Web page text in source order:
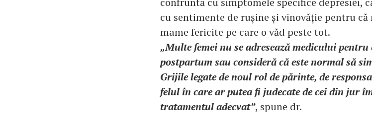
cu sentimente de rușine și vinovăție pentru
mame fericite pe care o văd peste tot.
„Multe femei nu se adresează medicului pentru
postpartum sau consideră că este normal să
Grijile legate de noul rol de părinte, de
felul în care ar putea fi judecate de cei din jur
tratamentul adecvat”, spune dr.